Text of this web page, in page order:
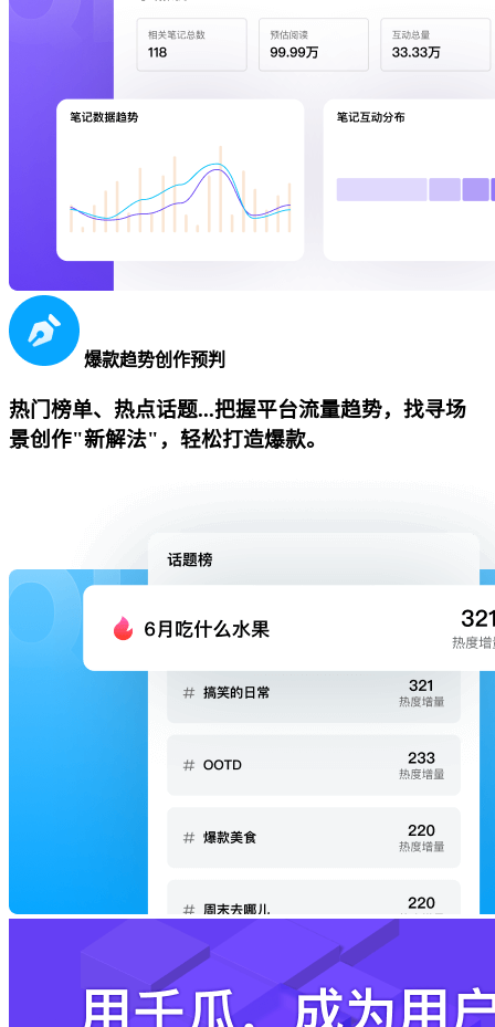
爆款趋势创作预判
热门榜单、热点话题...把握平台流量趋势，找寻场
景创作"新解法"，轻松打造爆款。